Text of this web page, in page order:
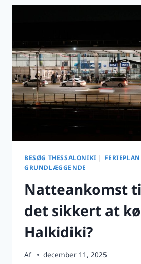
HVOR
FØR
BESØG THESSALONIKI |
GRUNDLÆGGENDE
Natteankomst
det sikkert at
Halkidiki?
Af december 11, 2025